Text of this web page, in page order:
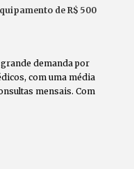
de R$ 500
demanda por
com uma média
mensais. Com